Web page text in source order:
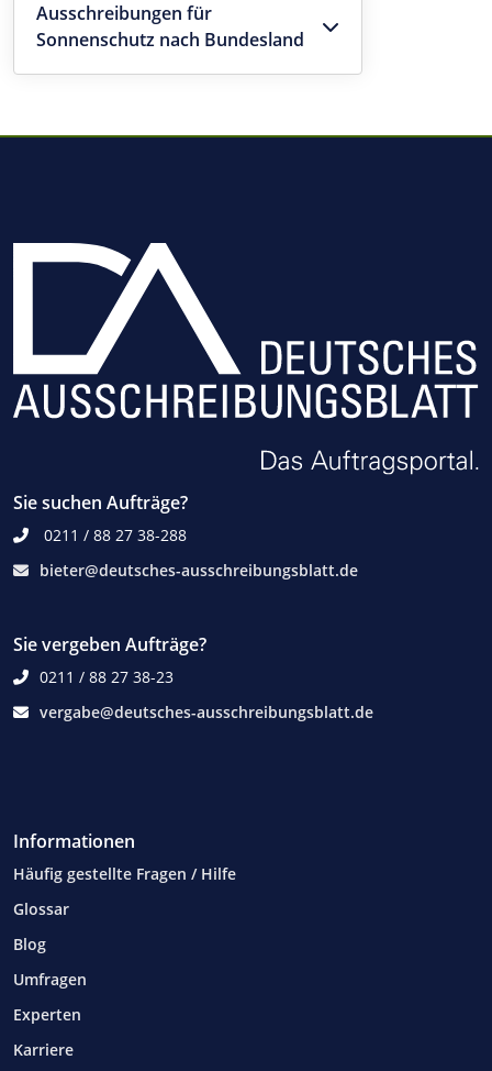
Ausschreibungen für
Sonnenschutz nach Bundesland
Sie suchen Aufträge?
0211 / 88 27 38-288
bieter@deutsches-ausschreibungsblatt.de
Sie vergeben Aufträge?
0211 / 88 27 38-23
vergabe@deutsches-ausschreibungsblatt.de
Informationen
Häufig gestellte Fragen / Hilfe
Glossar
Blog
Umfragen
Experten
Karriere